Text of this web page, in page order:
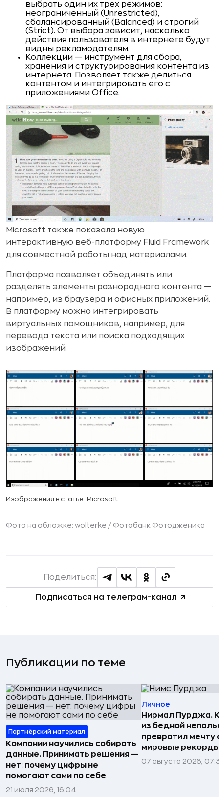
выбрать один их трех режимов:
неограниченный (Unrestricted),
сбалансированный (Balanced) и строгий
(Strict). От выбора зависит, насколько
действия пользователя в интернете будут
видны рекламодателям.
Коллекции — инструмент для сбора,
хранения и структурирования контента из
интернета. Позволяет также делиться
контентом и интегрировать его с
приложениями Office.
Microsoft также показала новую
интерактивную веб-платформу Fluid Framework
для совместной работы над материалами.
Платформа позволяет объединять или
разделять элементы разнородного контента —
например, из браузера и офисных приложений.
В платформу можно интегрировать
виртуальных помощников, например, для
перевода текста или поиска подходящих
изображений.
Изображения в статье: Microsoft
Фото на обложке: wolterke / Фотобанк Фотодженика
Подписаться на телеграм-канал
Поделиться:
Публикации по теме
Партнёрский материал
Компании научились собирать
данные. Принимать решения —
нет: почему цифры не
помогают сами по себе
21 июля 2026, 16:04
Личное
Нирмал Пурджа.
из бедной
превратил мечту
мировые рекорды
07 августа 2026,